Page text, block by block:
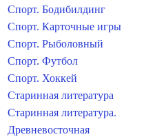
Спорт. Бодибилдинг
Спорт. Карточные игры
Спорт. Рыболовный
Спорт. Футбол
Спорт. Хоккей
Старинная литература
Старинная литература.
Древневосточная